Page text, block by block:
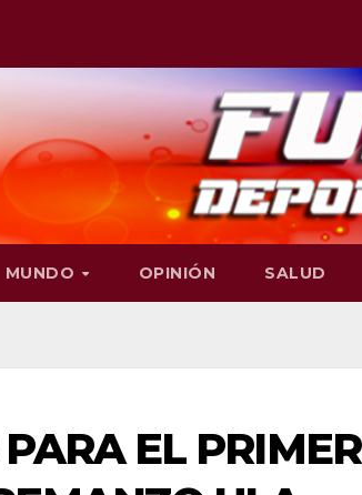
MUNDO OPINIÓN SALUD
EL